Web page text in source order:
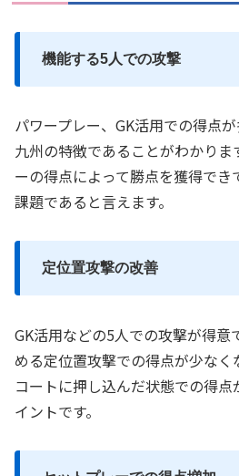
機能する5人での攻撃
パワープレー、GK活用での得点
九州の特徴であることがわかりま
ーの得点によって勝点を獲得で
課題であると言えます。
定位置攻撃の改善
GK活用などの5人での攻撃が得意
める定位置攻撃での得点が少なく
コートに押し込んだ状態での得
イントです。